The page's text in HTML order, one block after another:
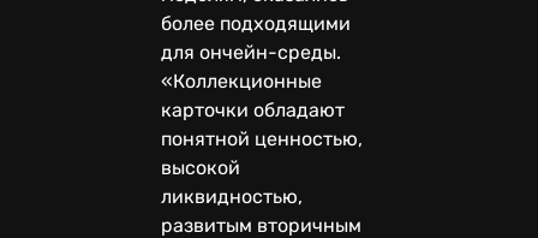
более подходящими
для ончейн-среды.
«Коллекционные
карточки обладают
понятной ценностью,
высокой
ликвидностью,
развитым вторичным